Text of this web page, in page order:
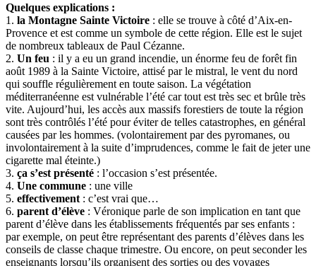
Quelques explications :
1. la Montagne Sainte Victoire : elle se trouve à côté d’Aix-en-
Provence et est comme un symbole de cette région. Elle est le sujet
de nombreux tableaux de Paul Cézanne.
2. Un feu : il y a eu un grand incendie, un énorme feu de forêt fin
août 1989 à la Sainte Victoire, attisé par le mistral, le vent du nord
qui souffle régulièrement en toute saison. La végétation
méditerranéenne est vulnérable l’été car tout est très sec et brûle très
vite. Aujourd’hui, les accès aux massifs forestiers de toute la région
sont très contrôlés l’été pour éviter de telles catastrophes, en général
causées par les hommes. (volontairement par des pyromanes, ou
involontairement à la suite d’imprudences, comme le fait de jeter une
cigarette mal éteinte.)
3. ça s’est présenté : l’occasion s’est présentée.
4. Une commune : une ville
5. effectivement : c’est vrai que…
6. parent d’élève : Véronique parle de son implication en tant que
parent d’élève dans les établissements fréquentés par ses enfants :
par exemple, on peut être représentant des parents d’élèves dans les
conseils de classe chaque trimestre. Ou encore, on peut seconder les
enseignants lorsqu’ils organisent des sorties ou des voyages